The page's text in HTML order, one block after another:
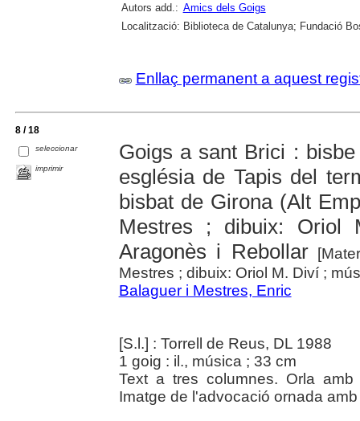
Autors add.: Amics dels Goigs
Localització: Biblioteca de Catalunya; Fundació
Enllaç permanent a aquest
8 / 18
seleccionar
imprimir
Goigs a sant Brici :
església de Tapis del
bisbat de Girona (Alt
Mestres ; dibuix:
Aragonès i Rebollar
Mestres ; dibuix: Oriol M. Diví ;
Balaguer i Mestres, Enric
[S.l.] : Torrell de Reus, DL 1988
1 goig : il., música ; 33 cm
Text a tres columnes. Orla
Imatge de l'advocació ornada